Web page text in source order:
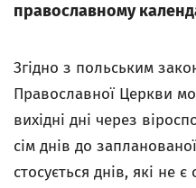
православному
Згідно з польським
Православної Церкви
вихідні дні через
сім днів до
стосується днів, які не